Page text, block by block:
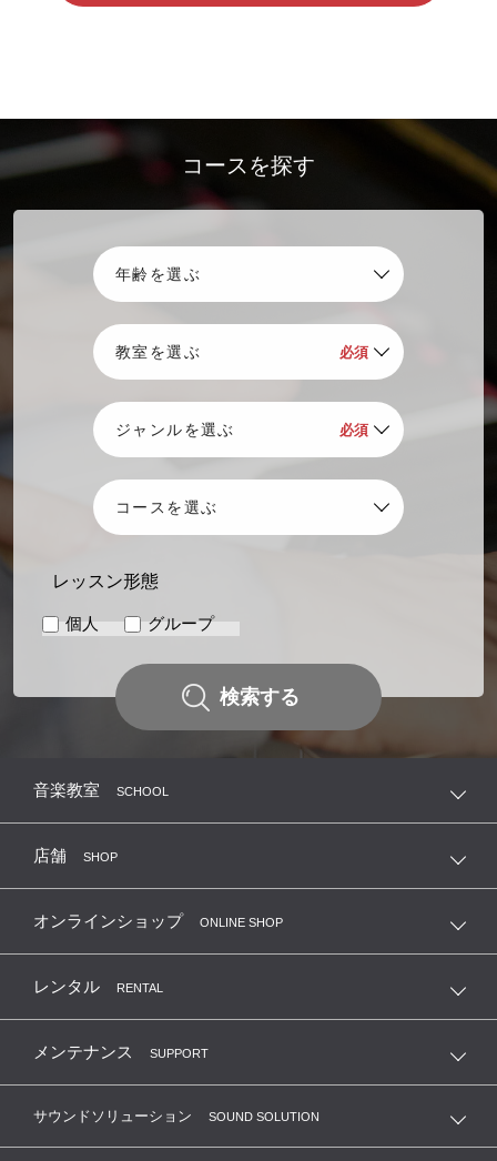
コースを探す
レッスン形態
個人 グループ
検索する
音楽教室 SCHOOL
店舗 SHOP
オンラインショップ ONLINE SHOP
レンタル RENTAL
メンテナンス SUPPORT
サウンドソリューション SOUND SOLUTION